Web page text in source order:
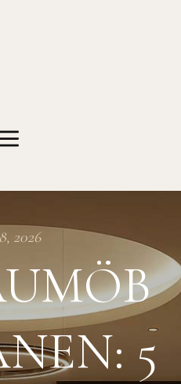
2026
5